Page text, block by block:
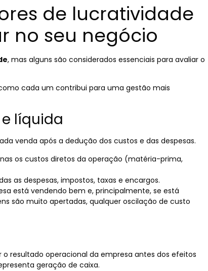
de lucratividade
no seu negócio
, mas alguns são considerados essenciais para avaliar o
cada um contribui para uma gestão mais
líquida
venda após a dedução dos custos e das despesas.
os custos diretos da operação (matéria-prima,
as despesas, impostos, taxas e encargos.
está vendendo bem e, principalmente, se está
são muito apertadas, qualquer oscilação de custo
o resultado operacional da empresa antes dos efeitos
geração de caixa.